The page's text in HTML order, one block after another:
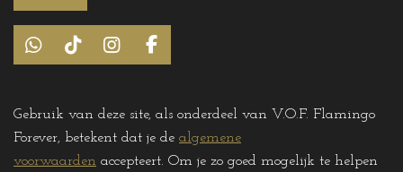
W
A
p
T
k
I
g
r
F
b
o
o
Gebruik van deze site, als onderdeel van V.O.F. Flamingo
Forever, betekent dat je de algemene
voorwaarden accepteert. Om je zo goed mogelijk te helpen